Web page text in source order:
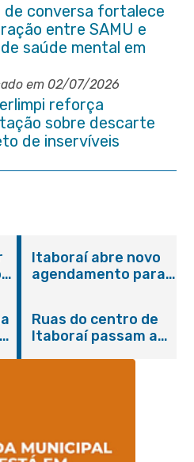
de conversa fortalece
entre SAMU e
saúde mental em
em 02/07/2026
reforça
sobre descarte
de inservíveis
Itaboraí abre novo
agendamento para
Ruas do centro de
Itaboraí passam a